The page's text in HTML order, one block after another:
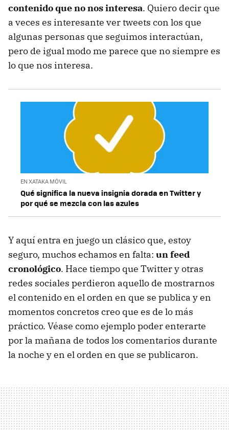
contenido que no nos interesa. Quiero decir que
a veces es interesante ver tweets con los que
algunas personas que seguimos interactúan,
pero de igual modo me parece que no siempre es
lo que nos interesa.
EN XATAKA MÓVIL
Qué significa la nueva insignia dorada en Twitter y
por qué se mezcla con las azules
Y aquí entra en juego un clásico que, estoy
seguro, muchos echamos en falta: un feed
cronológico. Hace tiempo que Twitter y otras
redes sociales perdieron aquello de mostrarnos
el contenido en el orden en que se publica y en
momentos concretos creo que es de lo más
práctico. Véase como ejemplo poder enterarte
por la mañana de todos los comentarios durante
la noche y en el orden en que se publicaron.